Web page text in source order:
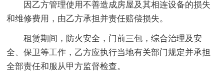
因乙方管理使用不善造成房屋及其相连设备的损失
和维修费用，由乙方承担并责任赔偿损失。
租赁期间，防火安全，门前三包，综合治理及安
全、保卫等工作，乙方应执行当地有关部门规定并承担
全部责任和服从甲方监督检查。